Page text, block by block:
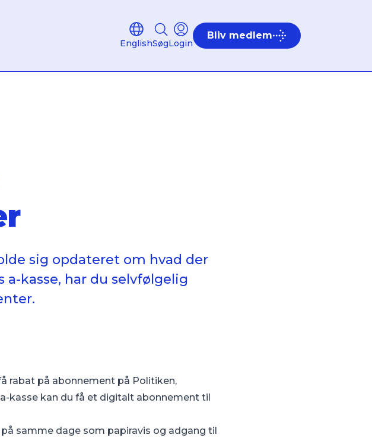
EnglishSøgLogin
Bliv medlem
sig opdateret om hvad der
kasse, har du selvfølgelig
rabat på abonnement på Politiken,
kasse kan du få et digitalt abonnement til
samme dage som papiravis og adgang til